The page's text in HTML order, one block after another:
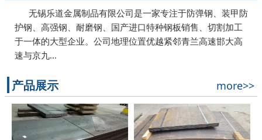
无锡乐道金属制品有限公司是一家专注于防弹钢、装甲防
护钢、高强钢、耐磨钢、国产进口特种钢板销售、切割加工
于一体的大型企业。公司地理位置优越紧邻青兰高速邯大高
速与京九…
产品展示 more>>